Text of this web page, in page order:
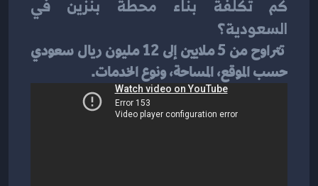
السعودية؟
حسب الموقع، المساحة، ونوع الخدمات.